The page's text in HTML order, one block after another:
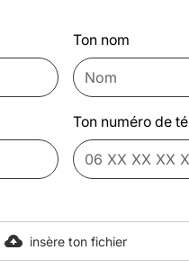
Ton nom
Ton numéro de
insère ton fichier